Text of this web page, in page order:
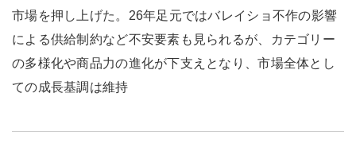
市場を押し上げた。26年足元ではバレイショ不作の影響
による供給制約など不安要素も見られるが、カテゴリー
の多様化や商品力の進化が下支えとなり、市場全体とし
ての成長基調は維持